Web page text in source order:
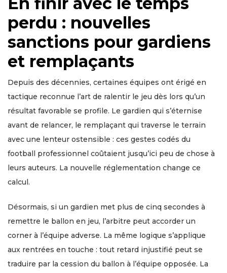
perdu : nouvelles
sanctions pour gardiens
et remplaçants
Depuis des décennies, certaines équipes ont érigé en
tactique reconnue l’art de ralentir le jeu dès lors qu’un
résultat favorable se profile. Le gardien qui s’éternise
avant de relancer, le remplaçant qui traverse le terrain
avec une lenteur ostensible : ces gestes codés du
football professionnel coûtaient jusqu’ici peu de chose à
leurs auteurs. La nouvelle réglementation change ce
calcul.
Désormais, si un gardien met plus de cinq secondes à
remettre le ballon en jeu, l’arbitre peut accorder un
corner à l’équipe adverse. La même logique s’applique
aux rentrées en touche : tout retard injustifié peut se
traduire par la cession du ballon à l’équipe opposée. La